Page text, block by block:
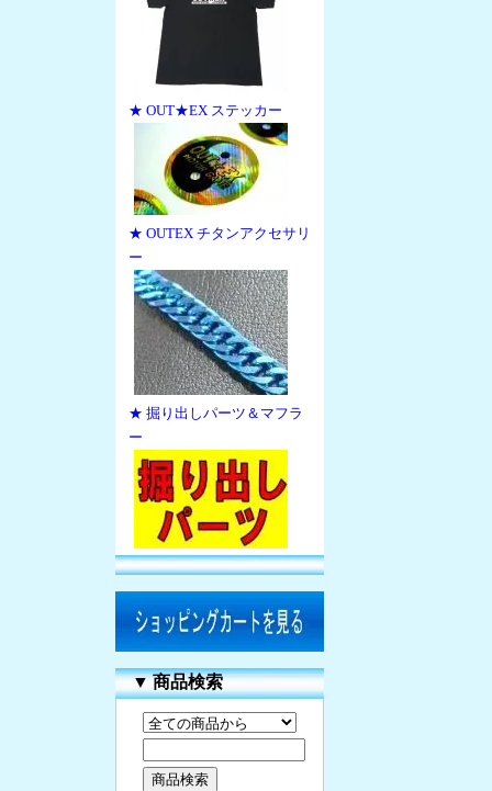
★ OUT★EX ステッカー
★ OUTEX チタンアクセサリ
ー
★ 掘り出しパーツ＆マフラ
ー
▼商品検索